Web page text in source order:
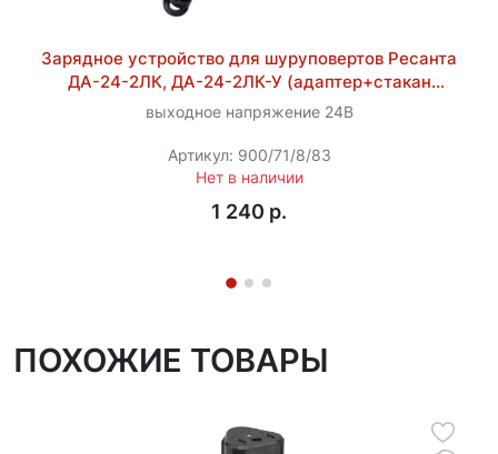
Зарядное устройство для шуруповертов Ресанта
ДА-24-2ЛК, ДА-24-2ЛК-У (адаптер+стакан
ЗУ24Л1 DCG)
выходное напряжение 24В
Артикул: 900/71/8/83
Нет в наличии
1 240 p.
ПОХОЖИЕ ТОВАРЫ